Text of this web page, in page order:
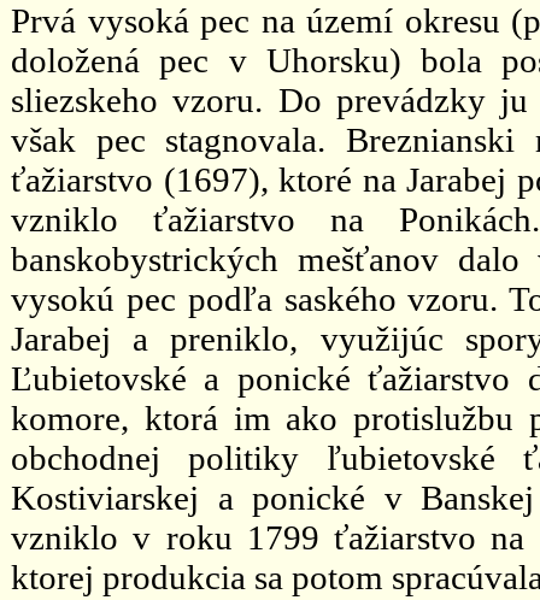
Prvá vysoká pec na území okresu
doložená pec v Uhorsku) bola
sliezskeho vzoru. Do prevádzky
však pec stagnovala.
ťažiarstvo (1697), ktoré na Jarabej
vzniklo ťažiarstvo na
banskobystrických mešťanov
vysokú pec podľa saského vzoru.
Jarabej a preniklo, využijúc
Ľubietovské a ponické ťažiarstvo
komore, ktorá im ako protislužbu
obchodnej politiky ľubietovské
Kostiviarskej a ponické v
vzniklo v roku 1799 ťažiarstvo na
ktorej produkcia sa potom